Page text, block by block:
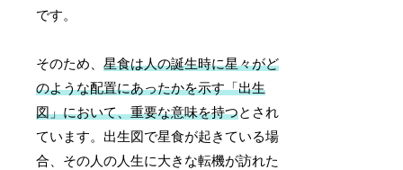
です。
そのため、星食は人の誕生時に星々がど
のような配置にあったかを示す「出生
図」において、重要な意味を持つとされ
ています。出生図で星食が起きている場
合、その人の人生に大きな転機が訪れた